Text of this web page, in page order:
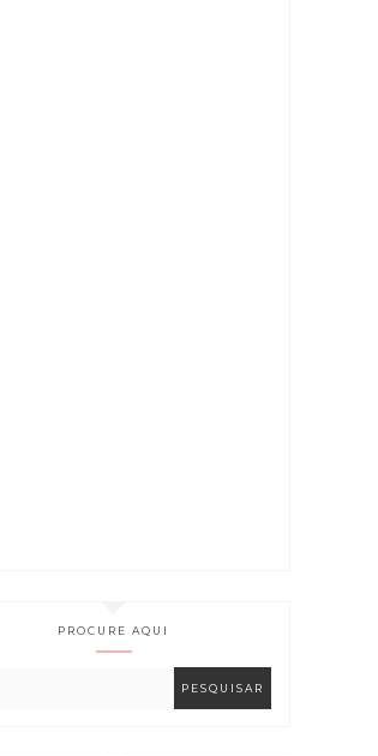
PROCURE AQUI